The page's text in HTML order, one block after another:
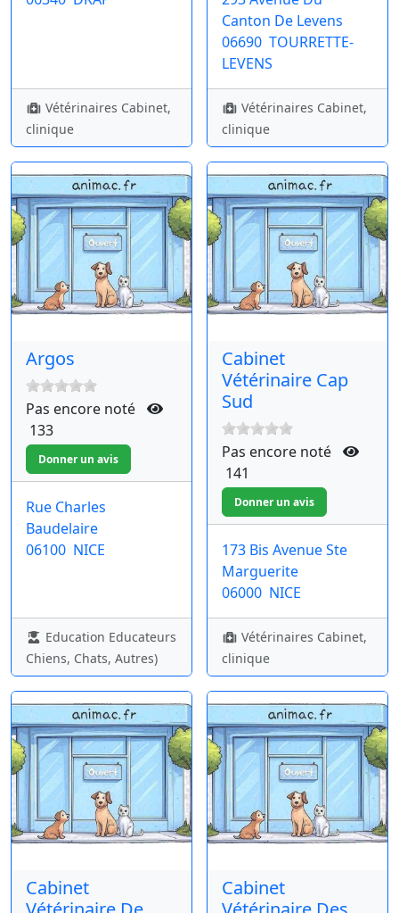
Vétérinaires Cabinet,
clinique
Canton De Levens
06690 TOURRETTE-
LEVENS
Vétérinaires Cabinet,
clinique
Argos
Pas encore noté
133
Rue Charles
Baudelaire
06100 NICE
Education Educateurs
Chiens, Chats, Autres)
Cabinet
Vétérinaire Cap
Sud
Pas encore noté
141
173 Bis Avenue Ste
Marguerite
06000 NICE
Vétérinaires Cabinet,
clinique
Cabinet
Cabinet